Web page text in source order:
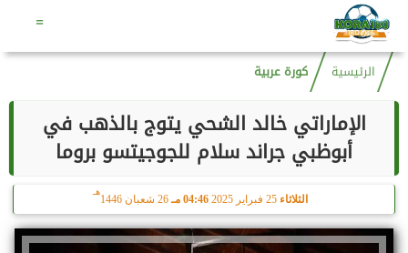
=
الرئيسية كورة عربية
الإماراتي خالد الشحي يتوج بالذهب في
أبوظبي جراند سلام للجوجيتسو بروما
الثلاثاء 04:46 مـ 26 شعبان 1446
هـ